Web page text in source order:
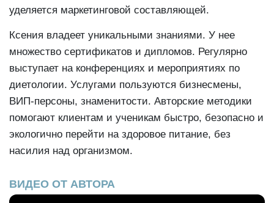
уделяется маркетинговой составляющей.
Ксения владеет уникальными знаниями. У нее
множество сертификатов и дипломов. Регулярно
выступает на конференциях и мероприятиях по
диетологии. Услугами пользуются бизнесмены,
ВИП-персоны, знаменитости. Авторские методики
помогают клиентам и ученикам быстро, безопасно и
экологично перейти на здоровое питание, без
насилия над организмом.
ВИДЕО ОТ АВТОРА